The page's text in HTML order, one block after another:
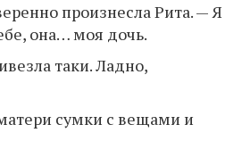
произнесла Рита. — Я
она… моя дочь.
таки. Ладно,
сумки с вещами и